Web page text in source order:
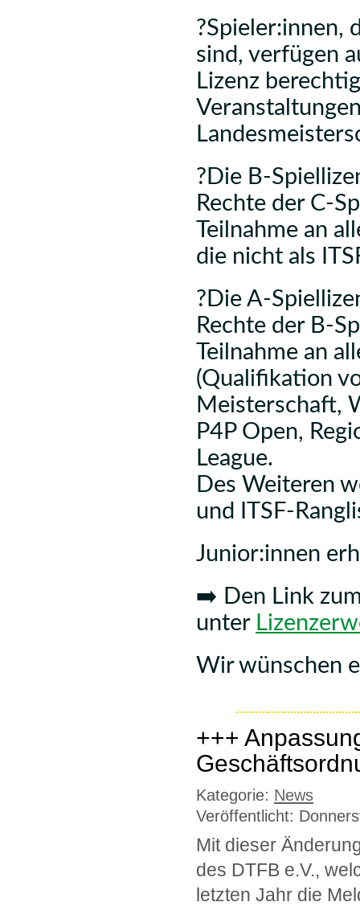
?Spieler:innen,
sind, verfügen
Lizenz
?Die B-
Rechte der C-
Teilnahme an
die nicht als
?Die A-
Rechte der B-
Teilnahme an
(Qualifikation
Meisterschaft,
P4P Open,
League.
Des Weiteren
und ITSF-
Junior:innen
➡️ Den Link
unter
Wir wünschen
+++
Kategorie: News
Veröffentlicht:
Mit dieser
des DTFB e.V.,
letzten Jahr die